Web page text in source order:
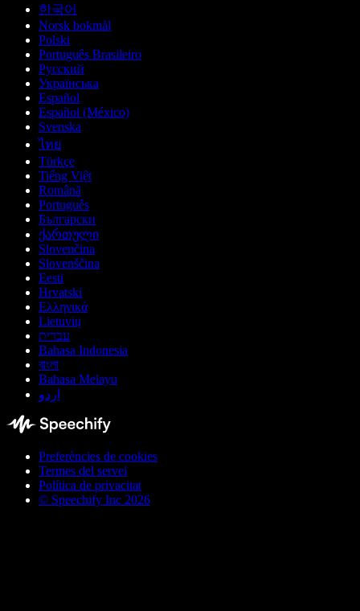
한국어
Norsk bokmål
Polski
Português Brasileiro
Русский
Українська
Español
Español (México)
Svenska
ไทย
Türkçe
Tiếng Việt
Română
Português
Български
ქართული
Slovenčina
Slovenščina
Eesti
Hrvatski
Ελληνικά
Lietuvių
עברית
Bahasa Indonesia
বাংলা
Bahasa Melayu
اردو
Preferències de cookies
Termes del servei
Política de privacitat
© Speechify Inc 2026